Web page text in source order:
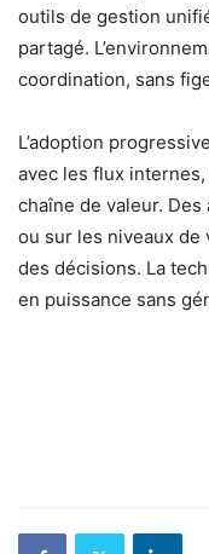
outils de gestion
partagé.
coordination, sans
L’adoption
avec les flux
chaîne de valeur.
ou sur les niveaux
des décisions. La
en puissance sans